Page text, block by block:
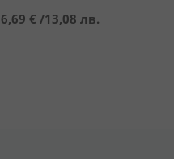
6,69 € /13,08 лв.